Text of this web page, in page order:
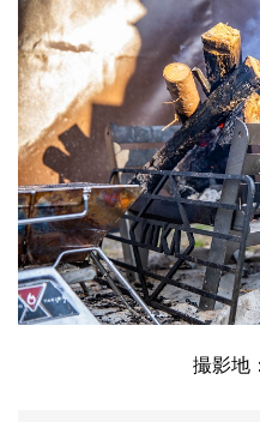
撮影地